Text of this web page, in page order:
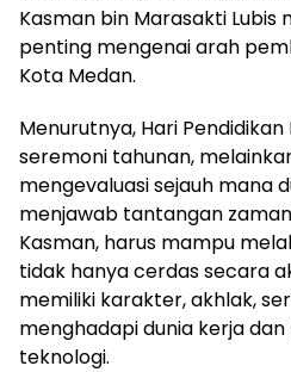
Kasman bin Marasakti
penting mengenai arah
Kota Medan.
Menurutnya, Hari
seremoni tahunan,
mengevaluasi sejauh mana
menjawab tantangan
Kasman, harus mampu
tidak hanya cerdas secara
memiliki karakter, akhlak,
menghadapi dunia kerja
teknologi.